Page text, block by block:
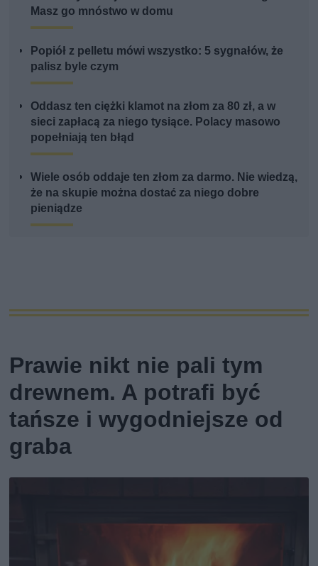
Masz go mnóstwo w domu
Popiół z pelletu mówi wszystko: 5 sygnałów, że
palisz byle czym
Oddasz ten ciężki klamot na złom za 80 zł, a w
sieci zapłacą za niego tysiące. Polacy masowo
popełniają ten błąd
Wiele osób oddaje ten złom za darmo. Nie wiedzą,
że na skupie można dostać za niego dobre
pieniądze
Prawie nikt nie pali tym
drewnem. A potrafi być
tańsze i wygodniejsze od
graba